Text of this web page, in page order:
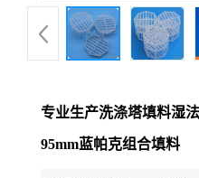
专业生产洗涤塔填料湿
95mm蓝帕克组合填料